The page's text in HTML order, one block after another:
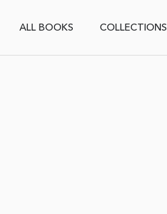
ALL BOOKS COLLECTIONS